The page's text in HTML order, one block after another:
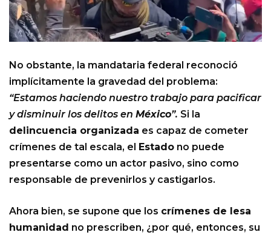
No obstante, la mandataria federal reconoció
implícitamente la gravedad del problema:
“Estamos haciendo nuestro trabajo para pacificar
y disminuir los delitos en México”. Si la
delincuencia organizada es capaz de cometer
crímenes de tal escala, el Estado no puede
presentarse como un actor pasivo, sino como
responsable de prevenirlos y castigarlos.
Ahora bien, se supone que los crímenes de lesa
humanidad no prescriben, ¿por qué, entonces, su